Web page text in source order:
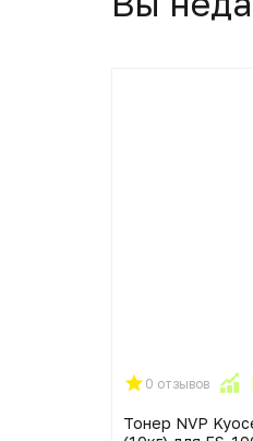
0 отзывов
Тонер NVP